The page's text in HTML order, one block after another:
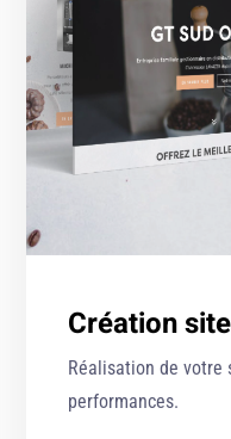
Création
Réalisation de
performances.